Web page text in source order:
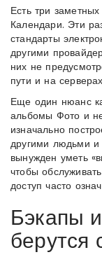
Есть три
Календари. Эти
стандарты
другими
них не
пути и на
Еще один нюанс
альбомы Фото и
изначально
другими людьми
вынужден уметь
чтобы
доступ часто
Бэкапы
берутся